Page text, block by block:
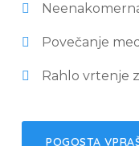
Povečanje
Rahlo vrtenje
POGOSTA